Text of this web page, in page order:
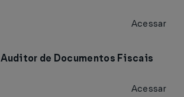
Acessar
Auditor de Documentos Fiscais
Acessar